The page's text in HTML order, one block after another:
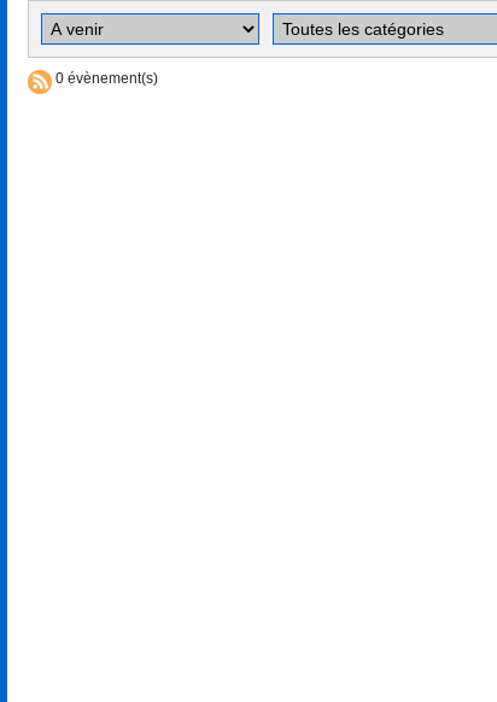
0 évènement(s)